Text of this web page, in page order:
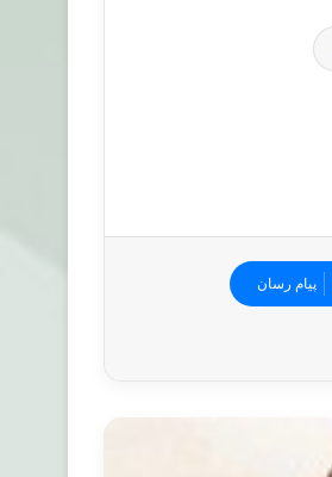
پیام رسان